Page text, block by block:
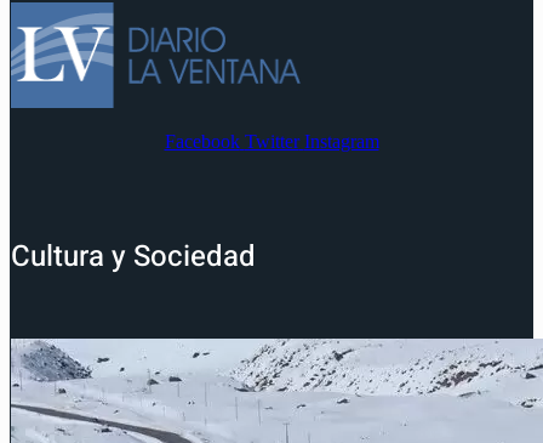
Facebook Twitter Instagram
Cultura y Sociedad